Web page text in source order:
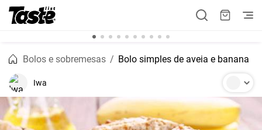
Bolos e sobremesas Bolo simples de aveia e banana
Iwa